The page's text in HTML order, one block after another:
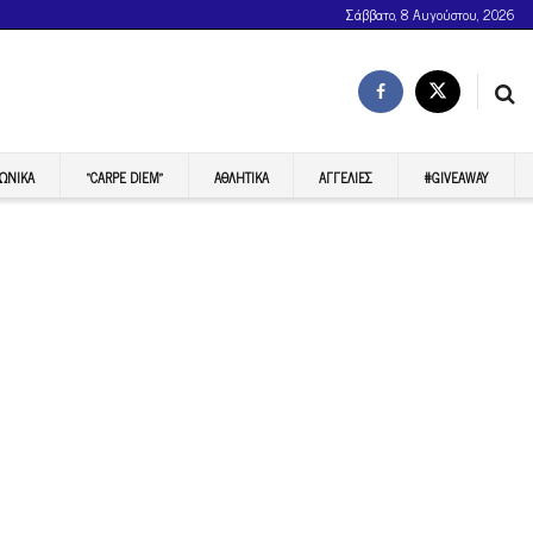
Σάββατο, 8 Αυγούστου, 2026
“CARPE DIEM” ΑΘΛΗΤΙΚΆ ΑΓΓΕΛΊΕΣ #GIVEAWAY